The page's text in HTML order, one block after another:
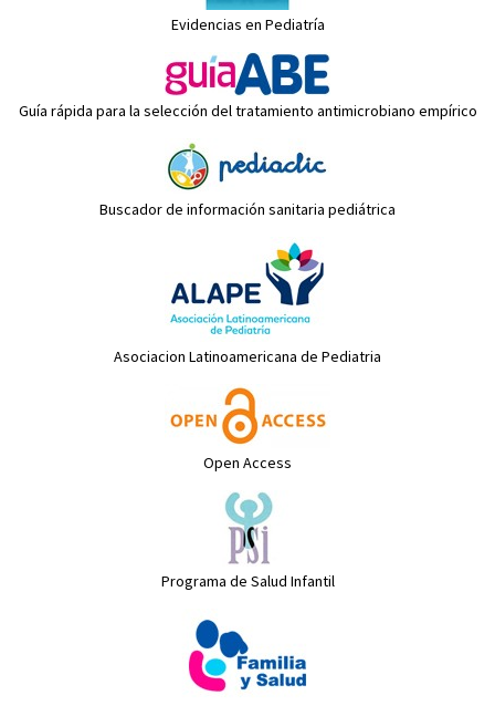
Evidencias en Pediatría
Guía rápida para la selección del tratamiento antimicrobiano empírico
Buscador de información sanitaria pediátrica
Asociacion Latinoamericana de Pediatria
Open Access
Programa de Salud Infantil